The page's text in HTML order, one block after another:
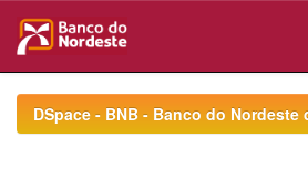
navigationDSpace - BNB - Banco do Nordeste